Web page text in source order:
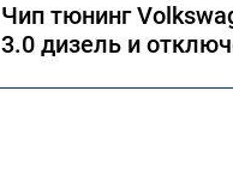
Чип тюнинг
3.0 дизель и